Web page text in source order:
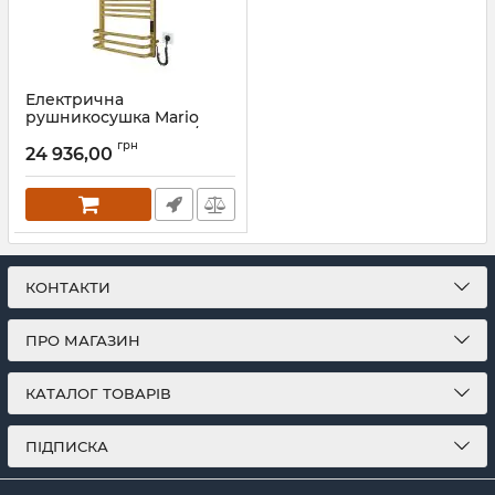
Електрична
рушникосушка Mario
Гера-Люкс-I 800х500/170
TR К золото
Артикул:2.2.1902.03.Р-G
24 936,00 грн
КОНТАКТИ
ПРО МАГАЗИН
КАТАЛОГ ТОВАРІВ
ПІДПИСКА